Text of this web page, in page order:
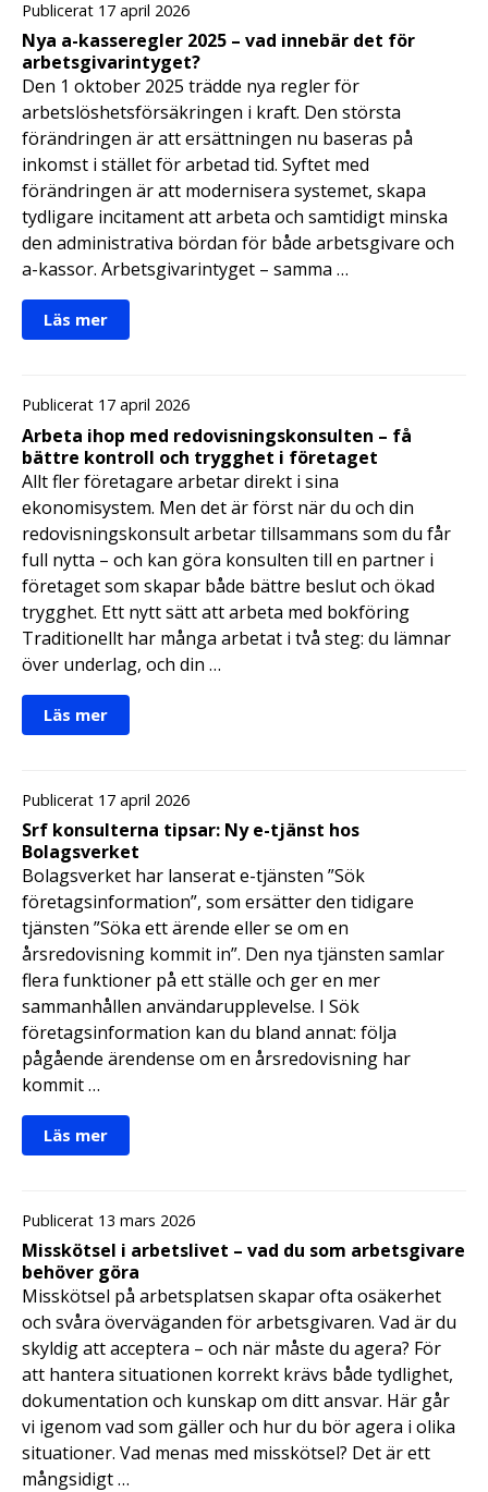
Publicerat 17 april 2026
Nya a-kasseregler 2025 – vad innebär det för
arbetsgivarintyget?
Den 1 oktober 2025 trädde nya regler för
arbetslöshetsförsäkringen i kraft. Den största
förändringen är att ersättningen nu baseras på
inkomst i stället för arbetad tid. Syftet med
förändringen är att modernisera systemet, skapa
tydligare incitament att arbeta och samtidigt minska
den administrativa bördan för både arbetsgivare och
a-kassor. Arbetsgivarintyget – samma …
Läs mer
Publicerat 17 april 2026
Arbeta ihop med redovisningskonsulten – få
bättre kontroll och trygghet i företaget
Allt fler företagare arbetar direkt i sina
ekonomisystem. Men det är först när du och din
redovisningskonsult arbetar tillsammans som du får
full nytta – och kan göra konsulten till en partner i
företaget som skapar både bättre beslut och ökad
trygghet. Ett nytt sätt att arbeta med bokföring
Traditionellt har många arbetat i två steg: du lämnar
över underlag, och din …
Läs mer
Publicerat 17 april 2026
Srf konsulterna tipsar: Ny e-tjänst hos
Bolagsverket
Bolagsverket har lanserat e-tjänsten ”Sök
företagsinformation”, som ersätter den tidigare
tjänsten ”Söka ett ärende eller se om en
årsredovisning kommit in”. Den nya tjänsten samlar
flera funktioner på ett ställe och ger en mer
sammanhållen användarupplevelse. I Sök
företagsinformation kan du bland annat: följa
pågående ärendense om en årsredovisning har
kommit …
Läs mer
Publicerat 13 mars 2026
Misskötsel i arbetslivet – vad du som arbetsgivare
behöver göra
Misskötsel på arbetsplatsen skapar ofta osäkerhet
och svåra överväganden för arbetsgivaren. Vad är du
skyldig att acceptera – och när måste du agera? För
att hantera situationen korrekt krävs både tydlighet,
dokumentation och kunskap om ditt ansvar. Här går
vi igenom vad som gäller och hur du bör agera i olika
situationer. Vad menas med misskötsel? Det är ett
mångsidigt …